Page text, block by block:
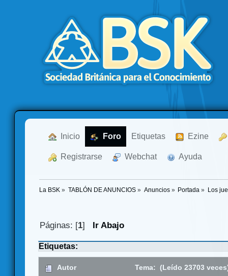
Inicio Foro Etiquetas Ezine
Registrarse Webchat Ayuda
La BSK » TABLÓN DE ANUNCIOS» Anuncios» Portada » Los
Páginas: [1] Ir Abajo
Etiquetas:
Autor Tema: (Leído 23703